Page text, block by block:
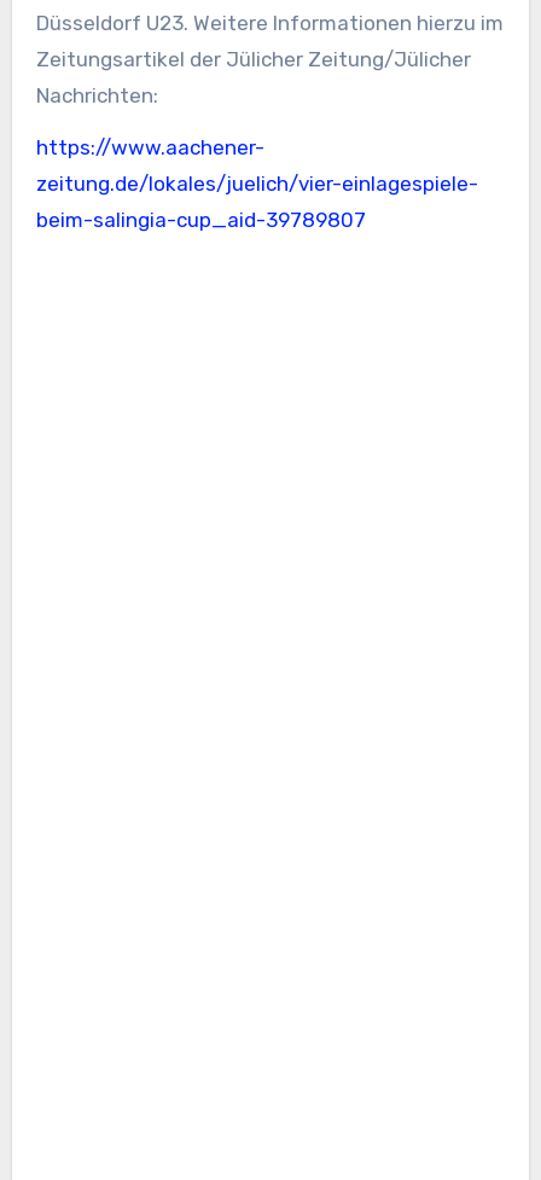
Düsseldorf U23. Weitere Informationen hierzu im
Zeitungsartikel der Jülicher Zeitung/Jülicher
Nachrichten:
https://www.aachener-
zeitung.de/lokales/juelich/vier-einlagespiele-
beim-salingia-cup_aid-39789807